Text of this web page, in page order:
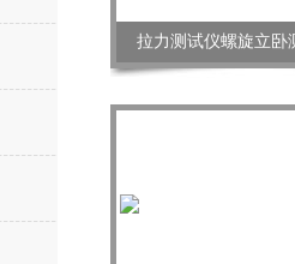
拉力测试仪螺旋立卧